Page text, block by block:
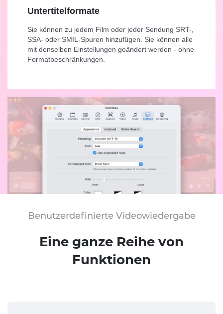
Untertitelformate
Sie können zu jedem Film oder jeder Sendung SRT-,
SSA- oder SMIL-Spuren hinzufügen. Sie können alle
mit denselben Einstellungen geändert werden - ohne
Formatbeschränkungen.
Benutzerdefinierte Videowiedergabe
Eine ganze Reihe von
Funktionen